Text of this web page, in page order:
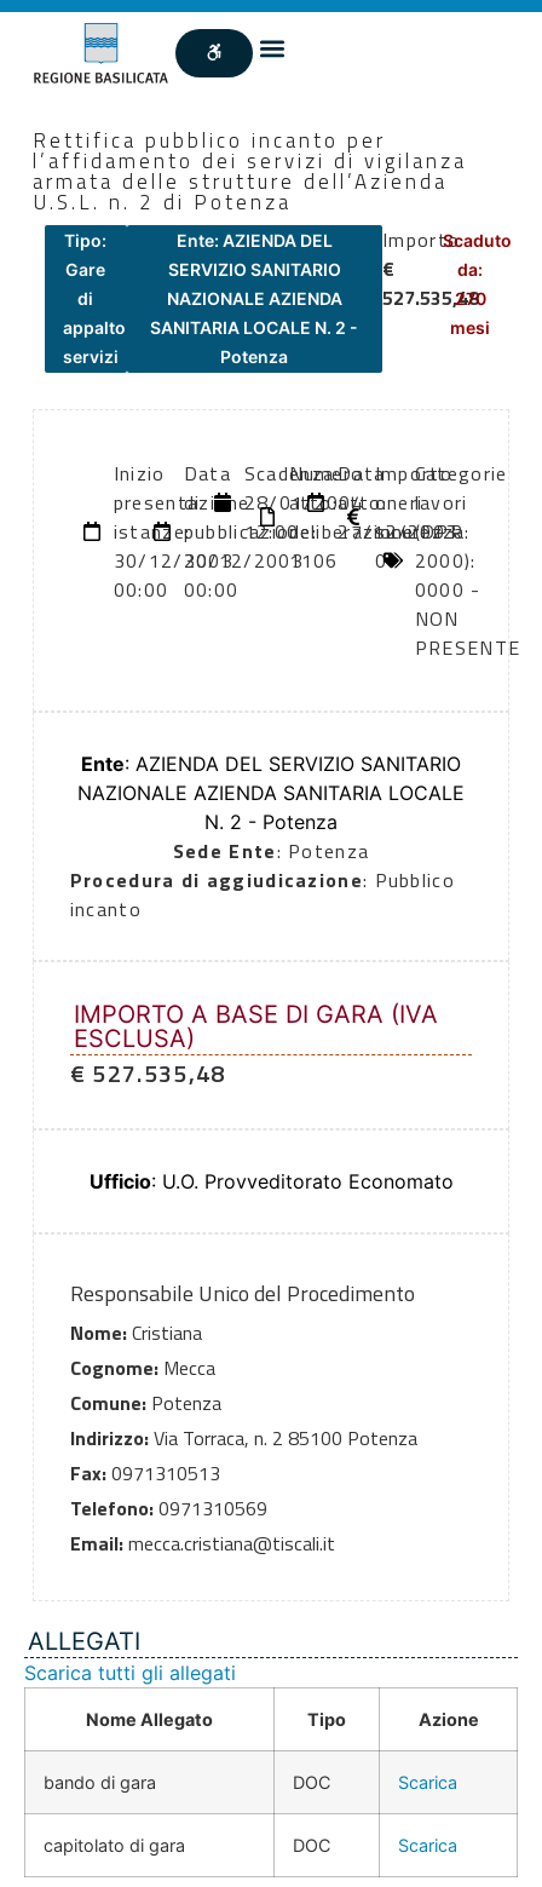
Rettifica pubblico incanto per
l’affidamento dei servizi di vigilanza
armata delle strutture dell’Azienda
U.S.L. n. 2 di Potenza
Tipo:
Gare
di
appalto
servizi
Ente: AZIENDA DEL
SERVIZIO SANITARIO
NAZIONALE AZIENDA
SANITARIA LOCALE N. 2 -
Potenza
Importo
€
527.535,48
Scaduto
da:
270
mesi
Inizio
presentazione
istanze:
30/12/2003
00:00
Data
di
pubblicazione:
30/12/2003
00:00
Scadenza:
28/01/2004
12:00
Numero
atto:
deliberazione
1106
Data
atto:
27/12/2003
Importo
oneri
sicurezza:
0
Categorie
lavori
(DPR
2000):
0000 -
NON
PRESENTE
Ente: AZIENDA DEL SERVIZIO SANITARIO
NAZIONALE AZIENDA SANITARIA LOCALE
N. 2 - Potenza
Sede Ente: Potenza
Procedura di aggiudicazione: Pubblico
incanto
IMPORTO A BASE DI GARA (IVA
ESCLUSA)
€ 527.535,48
Ufficio: U.O. Provveditorato Economato
Responsabile Unico del Procedimento
Nome:Cristiana
Cognome:Mecca
Comune:Potenza
Indirizzo:Via Torraca, n. 2 85100 Potenza
Fax:0971310513
Telefono:0971310569
Email:mecca.cristiana@tiscali.it
ALLEGATI
Scarica tutti gli allegati
Nome Allegato Tipo Azione
bando di gara DOC Scarica
capitolato di gara DOC Scarica